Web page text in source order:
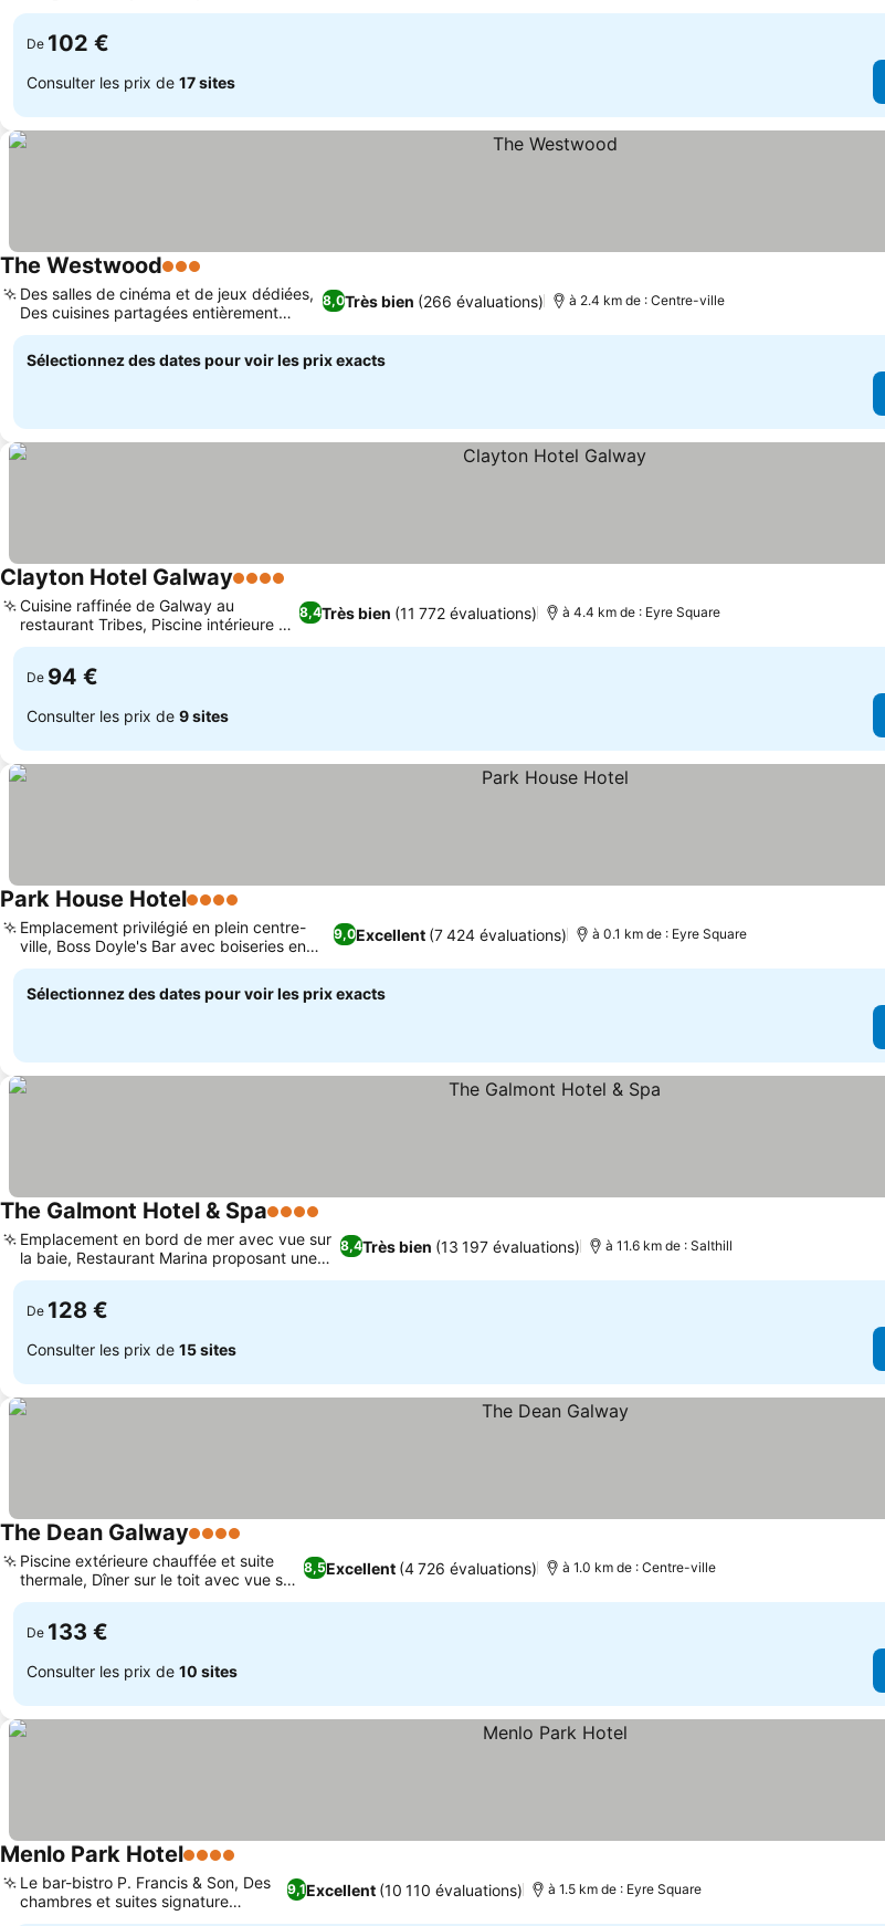
élégant
De 102 €
Consulter les prix de 17 sites
The Westwood3 Étoiles
8,0Très bien (266 évaluations)
Des salles de cinéma et de jeux dédiées,
Des cuisines partagées entièrement
équipées
à 2.4 km de : Centre-ville
Sélectionnez des dates pour voir les prix exacts
Clayton Hotel Galway4 Étoiles
8,4Très bien (11 772 évaluations)
Cuisine raffinée de Galway au
restaurant Tribes, Piscine intérieure de
20 mètres
à 4.4 km de : Eyre Square
De 94 €
Consulter les prix de 9 sites
Park House Hotel4 Étoiles
9,0Excellent (7 424 évaluations)
Emplacement privilégié en plein centre-
ville, Boss Doyle's Bar avec boiseries en
chêne sculpté
à 0.1 km de : Eyre Square
Sélectionnez des dates pour voir les prix exacts
The Galmont Hotel & Spa4 Étoiles
8,4Très bien (13 197 évaluations)
Emplacement en bord de mer avec vue sur
la baie, Restaurant Marina proposant une
cuisine locale
à 11.6 km de : Salthill
De 128 €
Consulter les prix de 15 sites
The Dean Galway4 Étoiles
8,5Excellent (4 726 évaluations)
Piscine extérieure chauffée et suite
thermale, Dîner sur le toit avec vue sur
la ville
à 1.0 km de : Centre-ville
De 133 €
Consulter les prix de 10 sites
Menlo Park Hotel4 Étoiles
9,1Excellent (10 110 évaluations)
Le bar-bistro P. Francis & Son, Des
chambres et suites signature
rénovées
à 1.5 km de : Eyre Square